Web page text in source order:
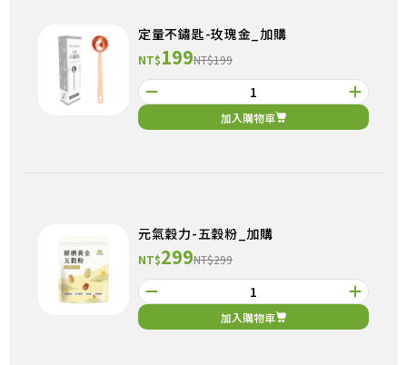
定量不鏽匙-玫瑰金_加購
NT$199NT$199
加入購物車
元氣穀力-五穀粉_加購
NT$299NT$299
加入購物車